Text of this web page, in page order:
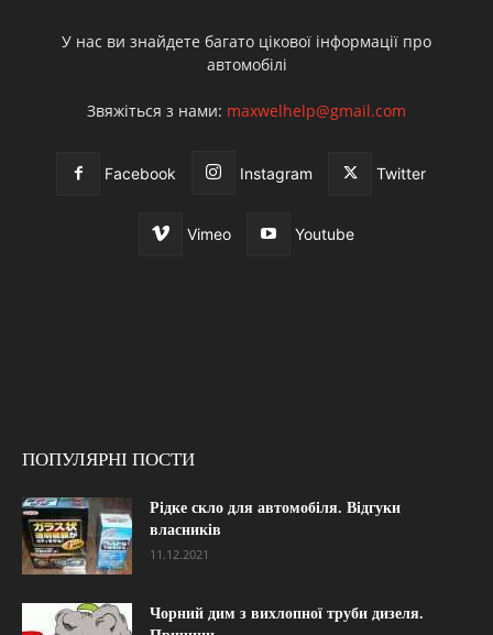
У нас ви знайдете багато цікової інформації про
автомобілі
Звяжіться з нами: maxwelhelp@gmail.com
Facebook Instagram Twitter
Vimeo Youtube
ПОПУЛЯРНІ ПОСТИ
Рідке скло для автомобіля. Відгуки
власників
11.12.2021
Чорний дим з вихлопної труби дизеля.